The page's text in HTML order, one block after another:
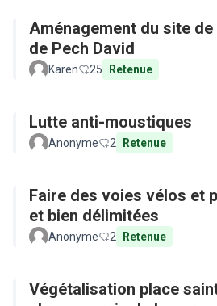
Aménagement du site
de Pech David
Karen 25 Retenue
Lutte anti-moustiques
Anonyme 2 Retenue
Faire des voies vélos et
et bien délimitées
Anonyme 2 Retenue
Végétalisation place